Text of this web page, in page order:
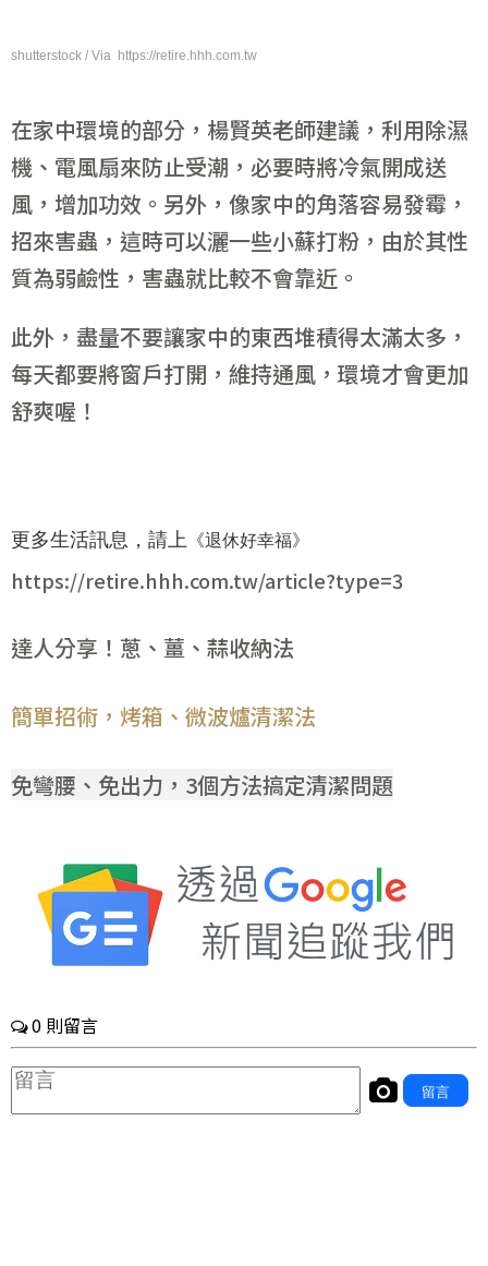
shutterstock / Via https://retire.hhh.com.tw
在家中環境的部分，楊賢英老師建議，利用除濕
機、電風扇來防止受潮，必要時將冷氣開成送
風，增加功效。另外，像家中的角落容易發霉，
招來害蟲，這時可以灑一些小蘇打粉，由於其性
質為弱鹼性，害蟲就比較不會靠近。
此外，盡量不要讓家中的東西堆積得太滿太多，
每天都要將窗戶打開，維持通風，環境才會更加
舒爽喔！
更多生活訊息，請上 《退休好幸福》
https://retire.hhh.com.tw/article?type=3
達人分享！蔥、薑、蒜收納法
簡單招術，烤箱、微波爐清潔法
免彎腰、免出力，3個方法搞定清潔問題